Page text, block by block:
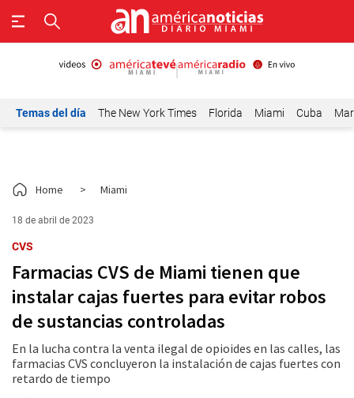
Temas del día The New York Times Florida Miami Cuba
Home > Miami
18 de abril de 2023
CVS
Farmacias CVS de Miami tienen que
instalar cajas fuertes para evitar robos
de sustancias controladas
En la lucha contra la venta ilegal de opioides en las calles, las
farmacias CVS concluyeron la instalación de cajas fuertes con
retardo de tiempo